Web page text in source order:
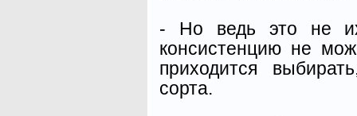
- Но ведь это не
консистенцию не
приходится
сорта.